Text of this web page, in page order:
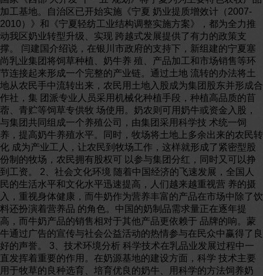
加工基地。自治区已开始实施《宁夏 奶业提质增效计（2007-
2010）》和《宁夏轻纺工业结构调整实施方案》，都为全力推
动我区奶业转型升级、实现 跨越式发展提供了有力的政策支
撑。 闫建国介绍说，在银川市政府的支持下，新组建的宁夏塞
尚乳业集团将饲草种植、奶牛养 殖、产品加工和市场销售等环
节连接起来形成一个完整的产业链。通过土地 流转的办法将土
地从农民手中流转出来，农民用土地入股成为集团股东并形成合
作社，集 团派专业人员采用机械化种植手段，种植高品质的苜
蓿、青贮等饲草专供牧 场使用。奶农则可用奶牛或资金入股，
与集团共同组成一个养殖公司，由集团采用科学技 术统一饲
养，提高奶牛养殖水平。同时，牧场将土地上多余出来的农民转
化 成为产业工人，让农民到牧场工作，这样就形成了紧密型股
份制的牧场，农民拥有股权可 以参与集团分红，同时又可以挣
到工资。 2、社会文化环境 随着中国经济的飞速发展，全国人
民的生活水平和文化水平迅速提高，人们越来越重视营 养的摄
入，重视身体健康，而牛奶作为营养丰富的产品在市场中除了饮
料还扮演着营养品 的角色。中国的奶制品需求量正在逐年提
高，而牛奶产品的销售相对于其他产品更依赖于 品牌的响。蒙
牛通过广告的宣传与社会公益活动的热情参与在民众中赢得了良
好的声誉。 3、技术环境分析 科学技术在乳品业发展过程中一
直发挥着重要的作用。在奶源基地的建设方面，科学 技术主要
用于牧草的良种选育、培育优良的奶牛、用科学的方法饲养奶